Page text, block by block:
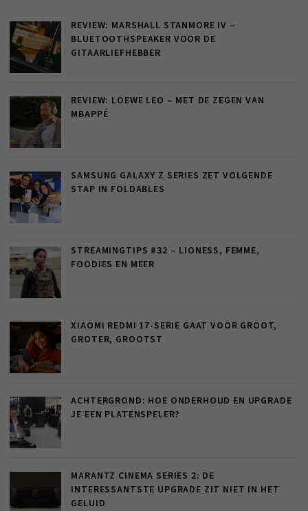
REVIEW: MARSHALL STANMORE IV –
BLUETOOTHSPEAKER VOOR DE
GITAARLIEFHEBBER
REVIEW: LOEWE LEO – MET DE ZEGEN VAN
MBAPPÉ
SAMSUNG GALAXY Z SERIES ZET VOLGENDE
STAP IN FOLDABLES
STREAMINGTIPS #32 – LIONESS, FEMME,
FOODIES EN MEER
XIAOMI REDMI 17-SERIE GAAT VOOR GROOT,
GROTER, GROOTST
ACHTERGROND: HOE ONDERHOUD EN UPGRADE
JE EEN PLATENSPELER?
MARANTZ CINEMA SERIES 2: DE
INTERESSANTSTE UPGRADE ZIT NIET IN HET
GELUID